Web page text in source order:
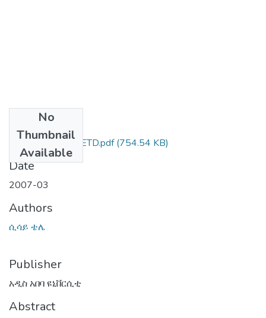
No
Thumbnail
Available
ሲሳይ_ቴሌ_2007_ETD.pdf(754.54 KB)
Date
2007-03
Authors
ሲሳይ ቴሌ
Publisher
አዲስ አበባ ዩኒቨርሲቲ
Abstract